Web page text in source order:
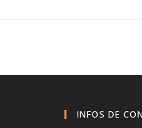
INFOS DE